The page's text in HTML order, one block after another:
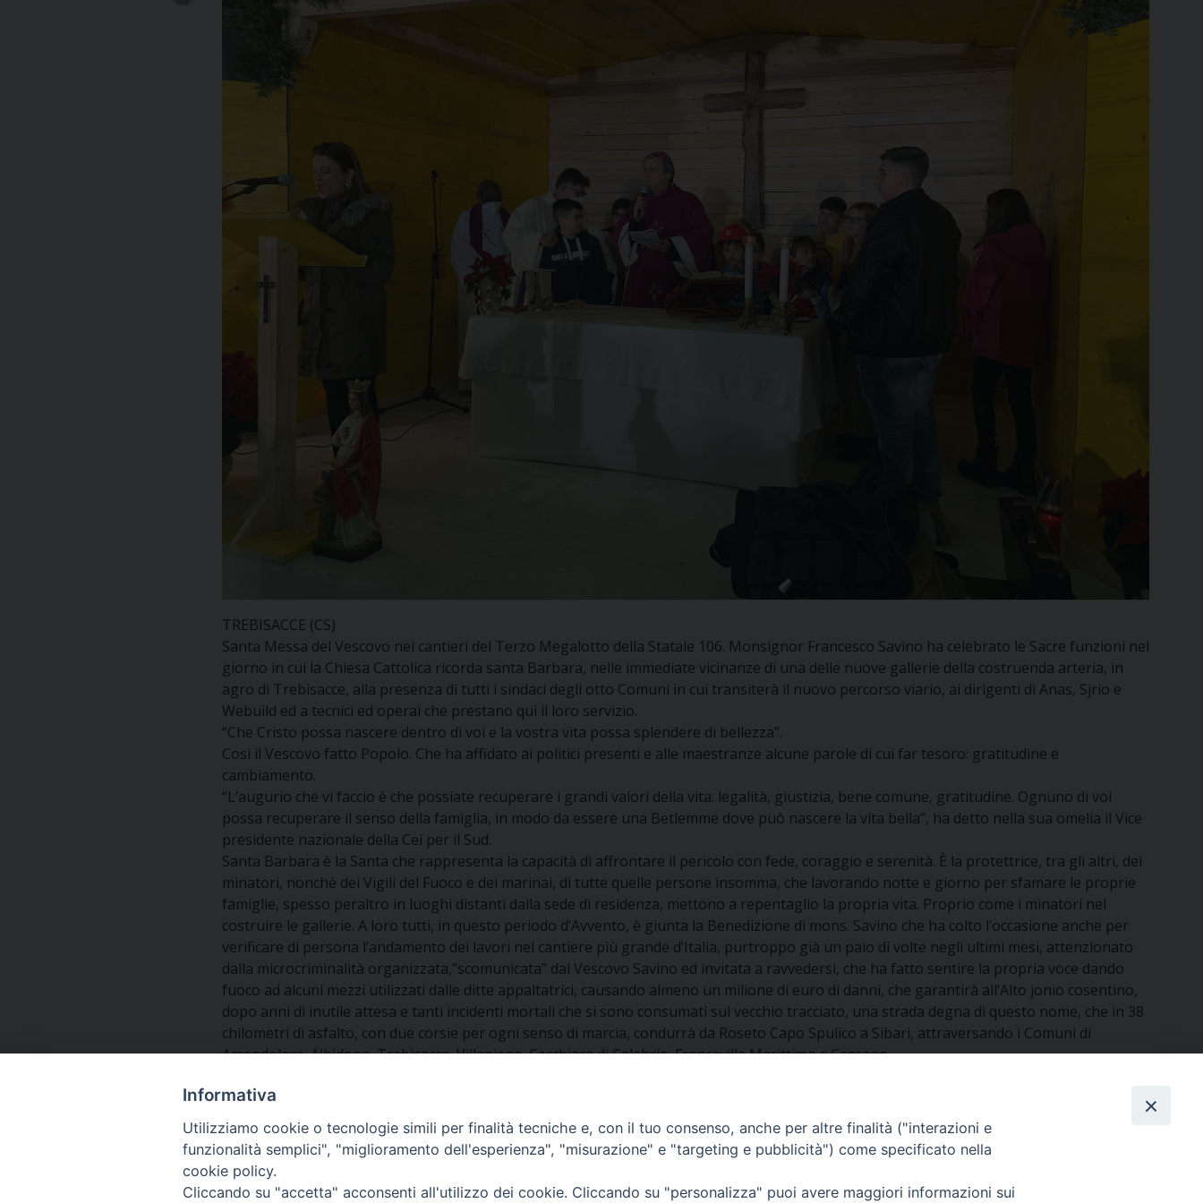
TREBISACCE (CS)
Santa Messa del Vescovo nei cantieri del Terzo Megalotto della Statale 106. Monsignor Francesco Savino ha celebrato le Sacre funzioni nel
giorno in cui la Chiesa Cattolica ricorda santa Barbara, nelle immediate vicinanze di una delle nuove gallerie della costruenda arteria, in
agro di Trebisacce, alla presenza di tutti i sindaci degli otto Comuni in cui transiterà il nuovo percorso viario, ai dirigenti di Anas, Sjrio e
Webuild ed a tecnici ed operai che prestano qui il loro servizio.
“Che Cristo possa nascere dentro di voi e la vostra vita possa splendere di bellezza”.
Così il Vescovo fatto Popolo. Che ha affidato ai politici presenti e alle maestranze alcune parole di cui far tesoro: gratitudine e
cambiamento.
“L’augurio che vi faccio è che possiate recuperare i grandi valori della vita: legalità, giustizia, bene comune, gratitudine. Ognuno di voi
possa recuperare il senso della famiglia, in modo da essere una Betlemme dove può nascere la vita bella”, ha detto nella sua omelia il Vice
presidente nazionale della Cei per il Sud.
Santa Barbara è la Santa che rappresenta la capacità di affrontare il pericolo con fede, coraggio e serenità. È la protettrice, tra gli altri, dei
minatori, nonchè dei Vigili del Fuoco e dei marinai, di tutte quelle persone insomma, che lavorando notte e giorno per sfamare le proprie
famiglie, spesso peraltro in luoghi distanti dalla sede di residenza, mettono a repentaglio la propria vita. Proprio come i minatori nel
costruire le gallerie. A loro tutti, in questo periodo d’Avvento, è giunta la Benedizione di mons. Savino che ha colto l’occasione anche per
verificare di persona l’andamento dei lavori nel cantiere più grande d’Italia, purtroppo già un paio di volte negli ultimi mesi, attenzionato
dalla microcriminalità organizzata,”scomunicata” dal Vescovo Savino ed invitata a ravvedersi, che ha fatto sentire la propria voce dando
fuoco ad alcuni mezzi utilizzati dalle ditte appaltatrici, causando almeno un milione di euro di danni, che garantirà all’Alto jonio cosentino,
dopo anni di inutile attesa e tanti incidenti mortali che si sono consumati sul vecchio tracciato, una strada degna di questo nome, che in 38
chilometri di asfalto, con due corsie per ogni senso di marcia, condurrà da Roseto Capo Spulico a Sibari, attraversando i Comuni di
Amendolara, Albidona, Trebisacce, Villapiana, Cerchiara di Calabria, Francavilla Marittima e Cassano.
Portavoce
Ucs- Diocesi di Cassano all’Jonio
Informativa
Utilizziamo cookie o tecnologie simili per finalità tecniche e, con il tuo consenso, anche per altre finalità ("interazioni e
funzionalità semplici", "miglioramento dell'esperienza", "misurazione" e "targeting e pubblicità") come specificato nella
cookie policy.
Cliccando su "accetta" acconsenti all'utilizzo dei cookie. Cliccando su "personalizza" puoi avere maggiori informazioni sui